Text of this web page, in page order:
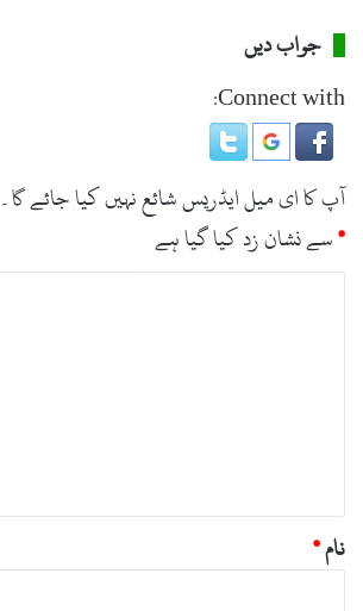
جواب دیں
Connect with:
آپ کا ای میل ایڈریس شائع نہیں کیا جائے گا۔
*سے نشان زد کیا گیا ہے
نام*